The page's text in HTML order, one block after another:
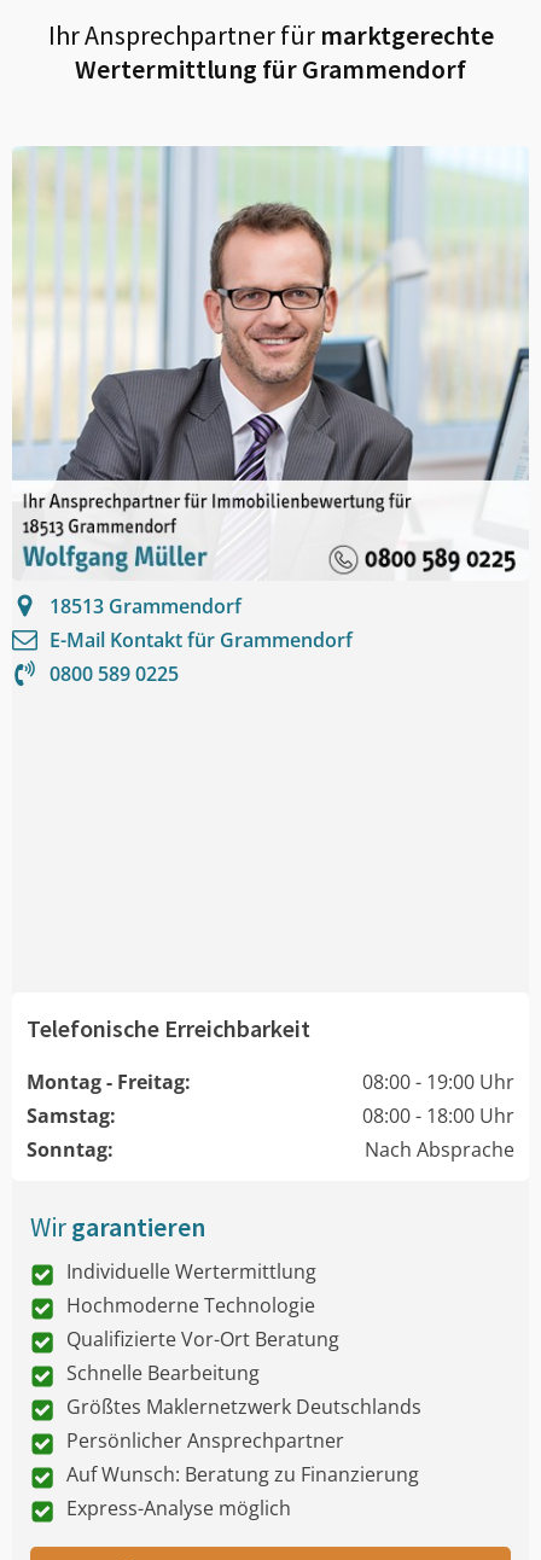
Ihr Ansprechpartner fürmarktgerechte
Wertermittlung fürGrammendorf
18513 Grammendorf
E-Mail Kontakt für Grammendorf
0800 589 0225
Telefonische Erreichbarkeit
Montag - Freitag:
08:00 - 19:00 Uhr
Samstag:
08:00 - 18:00 Uhr
Sonntag:
Nach Absprache
Wirgarantieren
Individuelle Wertermittlung
Hochmoderne Technologie
Qualifizierte Vor-Ort Beratung
Schnelle Bearbeitung
Größtes Maklernetzwerk Deutschlands
Persönlicher Ansprechpartner
Auf Wunsch: Beratung zu Finanzierung
Express-Analyse möglich